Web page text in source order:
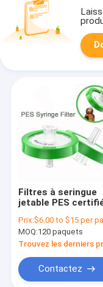
Filtres à seringue
jetable PES
mm / 33 mm de
diamètre
Prix:$6.00 to $15 per
MOQ:120 paquets
Trouvez les derniers
Contactez